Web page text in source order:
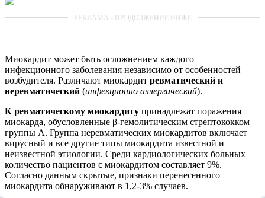
Миокардит может быть осложнением каждого
инфекционного заболевания независимо от особенностей
возбудителя. Различают миокардит ревматический и
неревматический (инфекционно аллергический).
К ревматическому миокардиту принадлежат поражения
миокарда, обусловленные β-гемолитическим стрептококком
группы А. Группа неревматических миокардитов включает
вирусный и все другие типы миокардита известной и
неизвестной этиологии. Среди кардиологических больных
количество пациентов с миокардитом составляет 9%.
Согласно данным скрытые, признаки перенесенного
миокардита обнаруживают в 1,2-3% случаев.